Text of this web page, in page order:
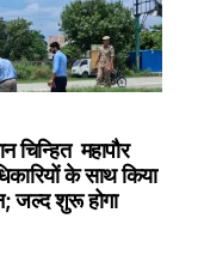
चिन्हित महापौर
के साथ किया
जल्द शुरू होगा